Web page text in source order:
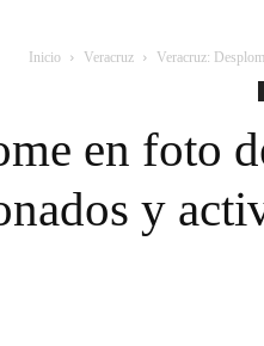
Inicio Veracruz Veracruz:
en foto
y